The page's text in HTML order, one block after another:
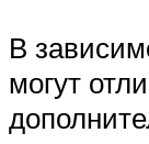
В
могут